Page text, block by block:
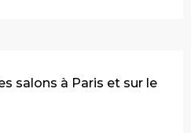
salons à Paris et sur le